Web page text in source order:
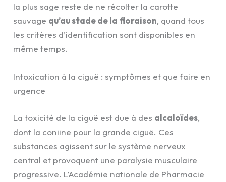
la plus sage reste de ne récolter la carotte
sauvage qu’au stade de la floraison, quand tous
les critères d’identification sont disponibles en
même temps.
Intoxication à la ciguë : symptômes et que faire en
urgence
La toxicité de la ciguë est due à des alcaloïdes,
dont la coniine pour la grande ciguë. Ces
substances agissent sur le système nerveux
central et provoquent une paralysie musculaire
progressive. L’Académie nationale de Pharmacie